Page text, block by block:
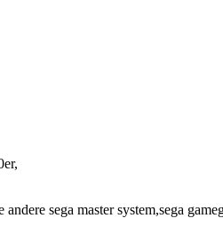
sega master system,sega